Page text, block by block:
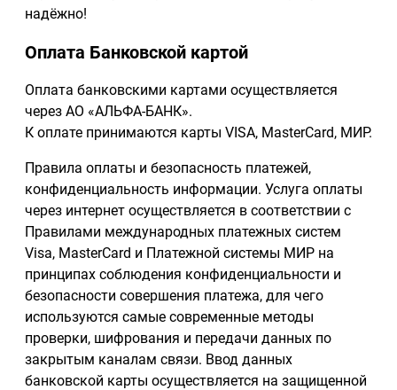
надёжно!
Оплата Банковской картой
Оплата банковскими картами осуществляется
через АО «АЛЬФА-БАНК».
К оплате принимаются карты VISA, MasterCard, МИР.
Правила оплаты и безопасность платежей,
конфиденциальность информации. Услуга оплаты
через интернет осуществляется в соответствии с
Правилами международных платежных систем
Visa, MasterCard и Платежной системы МИР на
принципах соблюдения конфиденциальности и
безопасности совершения платежа, для чего
используются самые современные методы
проверки, шифрования и передачи данных по
закрытым каналам связи. Ввод данных
банковской карты осуществляется на защищенной